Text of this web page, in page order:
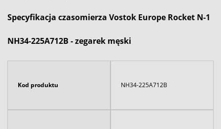
Specyfikacja czasomierza Vostok Europe Rocket N-1
NH34-225A712B - zegarek męski
Kod produktu NH34-225A712B